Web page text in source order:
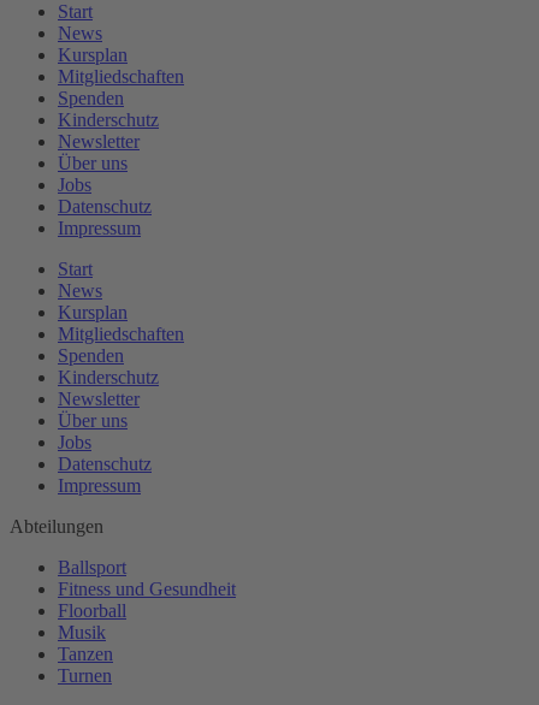
Start
News
Kursplan
Mitgliedschaften
Spenden
Kinderschutz
Newsletter
Über uns
Jobs
Datenschutz
Impressum
Start
News
Kursplan
Mitgliedschaften
Spenden
Kinderschutz
Newsletter
Über uns
Jobs
Datenschutz
Impressum
Abteilungen
Ballsport
Fitness und Gesundheit
Floorball
Musik
Tanzen
Turnen